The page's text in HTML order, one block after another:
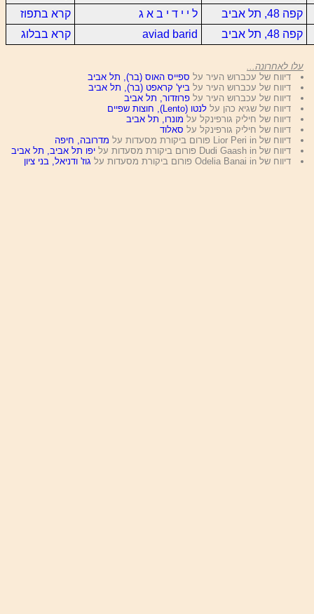
קפה 48, תל אביב
ל י י ד י ב א ג
קרא בתפוז
קפה 48, תל אביב
aviad barid קרא בבלוג
עלו לאחרונה...
דיווח של עכברוש העיר על ספייס האוס (בר), תל אביב
דיווח של עכברוש העיר על ביץ' קראפט (בר), תל אביב
דיווח של עכברוש העיר עלפרוזדור, תל אביב
דיווח של שגיא כהן עללנטו (Lento), חוצות שפיים
דיווח של חיליק גורפינקל על מונרו, תל אביב
דיווח של חיליק גורפינקל על סאלוד
דיווח של Lior Peri in פורום ביקורת מסעדות על
מדרובה, חיפה
דיווח של Dudi Gaash in פורום ביקורת מסעדות על
יפו תל אביב, תל אביב
דיווח של Odelia Banai in פורום ביקורת מסעדות על
גוז' ודניאל, בני ציון